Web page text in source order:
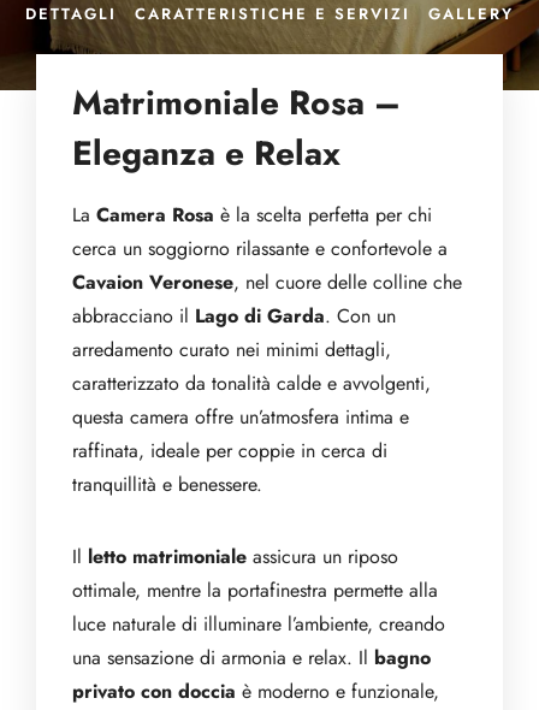
DETTAGLI CARATTERISTICHE E SERVIZI GALLERY
Matrimoniale Rosa –
Eleganza e Relax
La Camera Rosa è la scelta perfetta per chi
cerca un soggiorno rilassante e confortevole a
Cavaion Veronese, nel cuore delle colline che
abbracciano il Lago di Garda. Con un
arredamento curato nei minimi dettagli,
caratterizzato da tonalità calde e avvolgenti,
questa camera offre un’atmosfera intima e
raffinata, ideale per coppie in cerca di
tranquillità e benessere.
Il letto matrimoniale assicura un riposo
ottimale, mentre la portafinestra permette alla
luce naturale di illuminare l’ambiente, creando
una sensazione di armonia e relax. Il bagno
privato con doccia è moderno e funzionale,
Prenota ora!